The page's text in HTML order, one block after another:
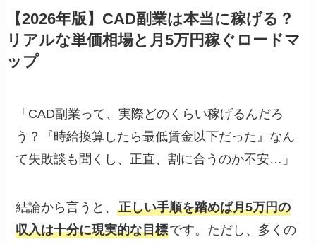
【2026年版】CAD副業は本当に稼げる？
リアルな単価相場と月5万円稼ぐロードマ
ップ
「CAD副業って、実際どのくらい稼げるんだろ
う？『時給換算したら最低賃金以下だった』なん
て失敗談も聞くし、正直、割に合うのか不安…」
結論から言うと、正しい手順を踏めば月5万円の
収入は十分に現実的な目標です。ただし、多くの